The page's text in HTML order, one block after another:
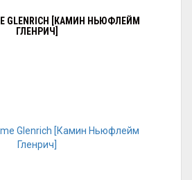
GLENRICH [КАМИН НЬЮФЛЕЙМ
ГЛЕНРИЧ]